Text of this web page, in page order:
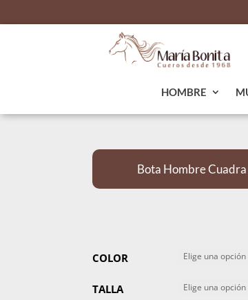
HOMBRE
Bota Hombre
COLOR
TALLA